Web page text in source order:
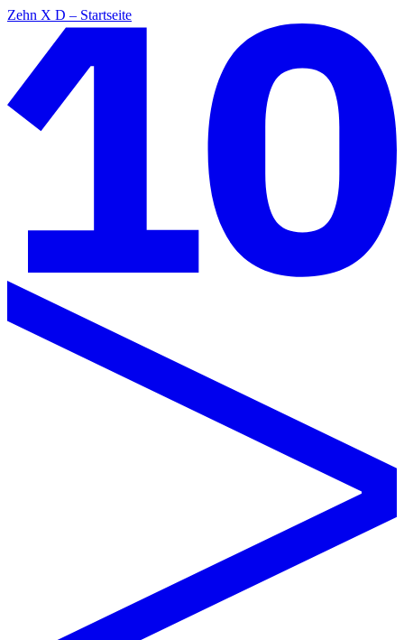
Zehn X D – Startseite